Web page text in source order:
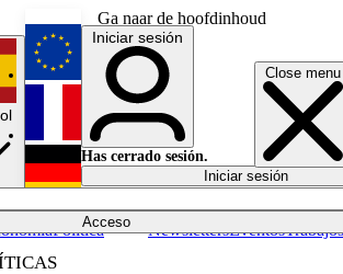
Ga naar de hoofdinhoud
Close menu
Acceso
Política NewslettersEventosTrabajos
English
Français
Iniciar sesión
Has cerrado sesión.
Iniciar sesión